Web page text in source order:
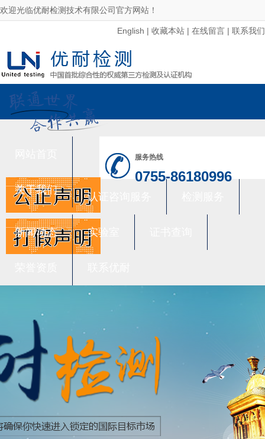
欢迎光临优耐检测技术有限公司官方网站！
English | 收藏本站 | 在线留言 | 联系我们
服务热线
0755-86180996
关于我们
认证咨询服务
新闻动态 实验室